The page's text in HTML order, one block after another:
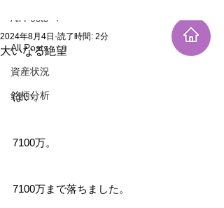
All Posts
資産状況
銘柄分析
All Posts
大いなる絶望
2024年8月4日 読了時間: 2分
はい。
7100万。
7100万まで落ちました。